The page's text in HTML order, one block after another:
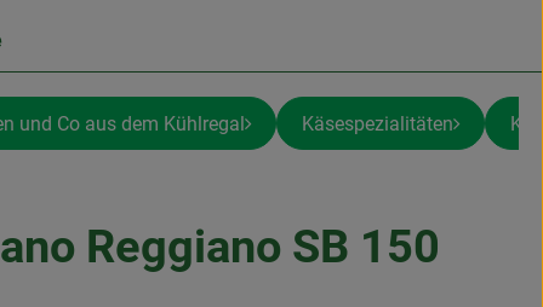
und Co aus dem Kühlregal Käsespezialitäten
Reggiano SB 150